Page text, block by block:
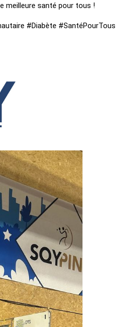
meilleure santé pour tous !
#Diabète #SantéPourTous